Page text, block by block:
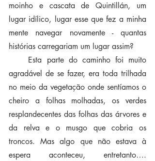
moinho e cascata de Quintillán, um
lugar idílico, lugar esse que fez a minha
mente navegar novamente - quantas
histórias carregariam um lugar assim?
agradável de se fazer, era toda trilhada
no meio da vegetação onde sentíamos o
cheiro a folhas molhadas, os verdes
resplandecentes das folhas das árvores e
da relva e o musgo que cobria os
troncos. Mas algo que não estava à
espera aconteceu, entretanto….